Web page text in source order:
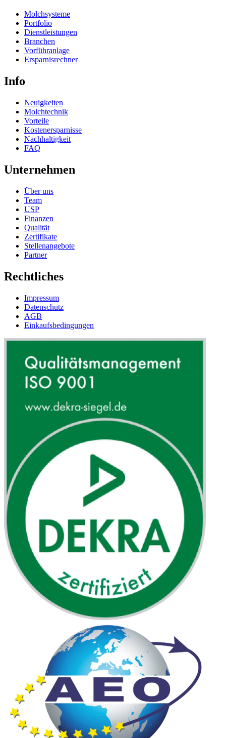
Molchsysteme
Portfolio
Dienstleistungen
Branchen
Vorführanlage
Ersparnisrechner
Info
Neuigkeiten
Molchtechnik
Vorteile
Kostenersparnisse
Nachhaltigkeit
FAQ
Unternehmen
Über uns
Team
USP
Finanzen
Qualität
Zertifikate
Stellenangebote
Partner
Rechtliches
Impressum
Datenschutz
AGB
Einkaufsbedingungen